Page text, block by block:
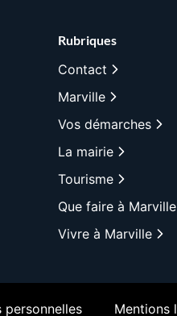
Rubriques
Contact
Marville
Vos démarches
La mairie
Tourisme
Que faire à Marville
Vivre à Marville
personnelles Mentions